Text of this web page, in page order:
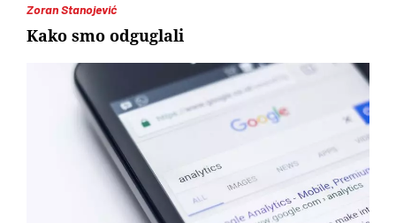
Zoran Stanojević
Kako smo odguglali